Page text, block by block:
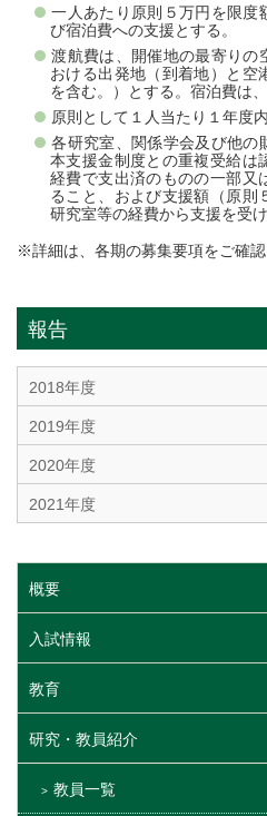
一人あたり原則５万円を限度
び宿泊費への支援とする。
渡航費は、開催地の最寄りの
おける出発地（到着地）と空
を含む。）とする。宿泊費は
原則として１人当たり１年度
各研究室、関係学会及び他の
本支援金制度との重複受給は
経費で支出済のものの一部又
ること、および支援額（原則
研究室等の経費から支援を受
※詳細は、各期の募集要項をご確認
報告
2018年度
2019年度
2020年度
2021年度
概要
入試情報
教育
研究・教員紹介
教員一覧